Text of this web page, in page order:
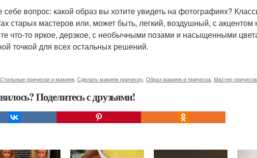
себе вопрос: какой образ вы хотите увидеть на фотографиях?
старых мастеров или, может быть, легкий, воздушный, с акцентом
что-то яркое, дерзкое, с необычными позами и насыщенными
точкой для всех остальных решений.
Стильные прически и макияж Сделать макияж прическу Образ макияж и прическа Мастер
Поделитесь с друзьями!